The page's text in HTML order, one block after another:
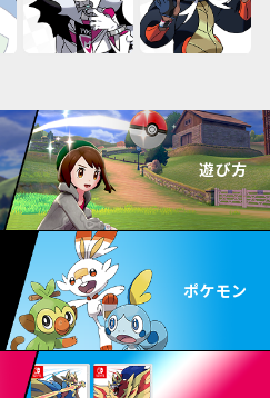
遊び方
ポケモン